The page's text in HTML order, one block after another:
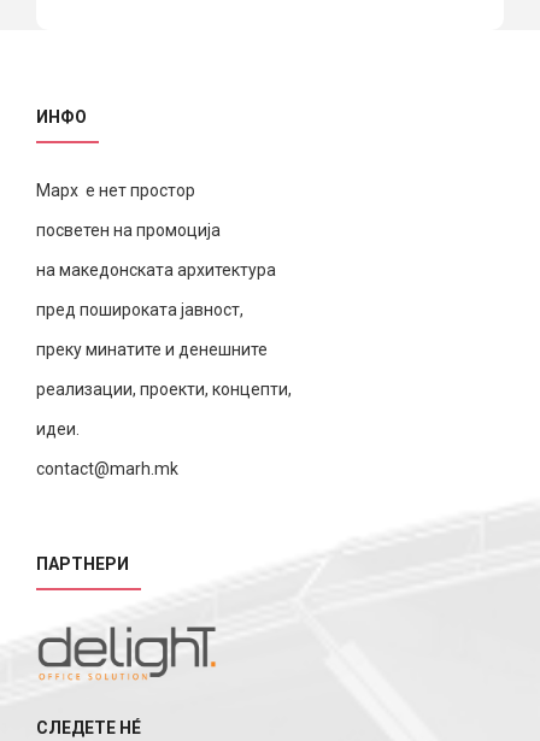
ИНФО
Марх е нет простор
посветен на промоција
на македонската архитектура
пред пошироката јавност,
преку минатите и денешните
реализации, проекти, концепти,
идеи.
contact@marh.mk
ПАРТНЕРИ
СЛЕДЕТЕ НÉ